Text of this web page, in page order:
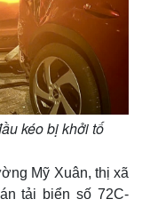
kéo bị khởi tố
Mỹ Xuân, thị xã
tải biển số 72C-